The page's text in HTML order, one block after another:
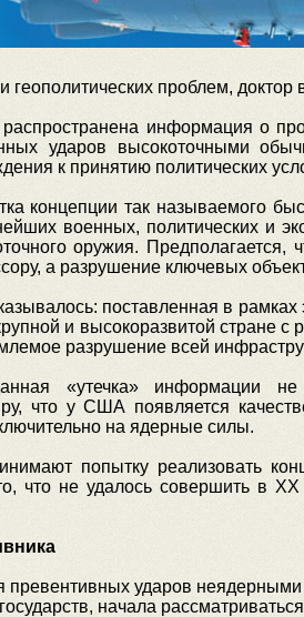
проблем, доктор
информация о
ударов высокоточными
к принятию политических
концепции так называемого
военных, политических и
оружия.
а разрушение ключевых
поставленная в
и высокоразвитой стране
разрушение всей
«утечка» информации не
что у США появляется
на ядерные силы.
попытку реализовать
что не удалось совершить в
превентивных ударов
начала